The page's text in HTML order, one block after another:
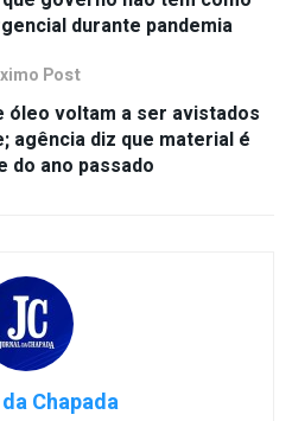
durante pandemia
Post
óleo voltam a ser avistados
agência diz que material é
do ano passado
Chapada